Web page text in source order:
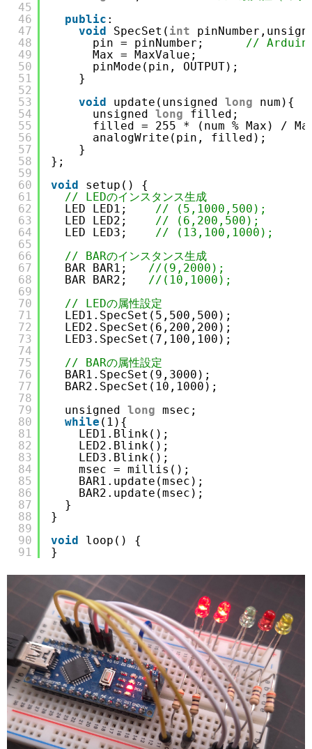
45
46
47
48
49
50
51
52
53
54
55
56
57
58
59
60
61
62
63
64
65
66
67
68
69
70
71
72
73
74
75
76
77
78
79
80
81
82
83
84
85
86
87
88
89
90
91
public :
void
SpecSet( int
pin = pinNumber; // Arduino
Max = MaxValue;
pinMode(pin, OUTPUT);
}
void
update(unsigned long
num){
unsigned long
filled;
filled = 255 * (num % Max) /
analogWrite(pin,
}
};
void
setup() {
// LEDのインスタンス生成
LED LED1; // (5,1000,500);
LED LED2; // (6,200,500);
LED LED3; // (13,100,1000);
// BARのインスタンス生成
BAR BAR1; //(9,2000);
BAR BAR2; //(10,1000);
// LEDの属性設定
LED1.SpecSet(5,500,500);
LED2.SpecSet(6,200,200);
LED3.SpecSet(7,100,100);
// BARの属性設定
BAR1.SpecSet(9,3000);
BAR2.SpecSet(10,1000);
unsigned long msec;
while (1){
LED1.Blink();
LED2.Blink();
LED3.Blink();
msec = millis();
BAR1.update(msec);
BAR2.update(msec);
}
}
void
loop() {
}